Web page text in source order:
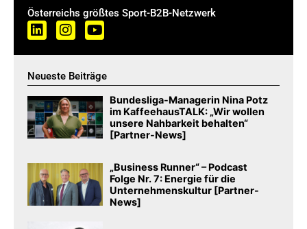
Österreichs größtes Sport-B2B-Netzwerk
Neueste Beiträge
Bundesliga-Managerin Nina Potz
im KaffeehausTALK: „Wir wollen
unsere Nahbarkeit behalten“
[Partner-News]
„Business Runner“ – Podcast
Folge Nr. 7: Energie für die
Unternehmenskultur [Partner-
News]